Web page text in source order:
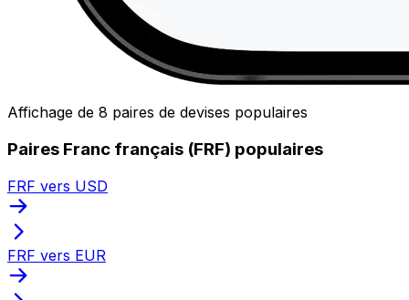
Affichage de 8 paires de devises populaires
Paires Franc français (FRF) populaires
FRF vers USD
FRF vers EUR